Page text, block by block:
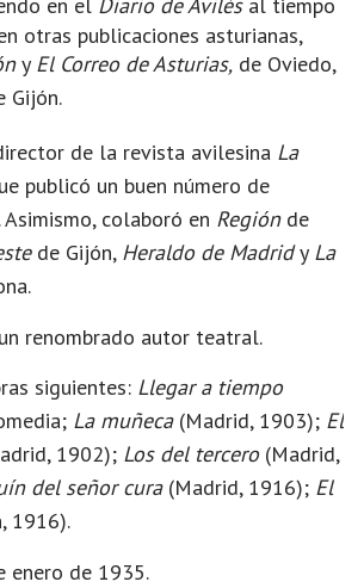
otras publicaciones asturianas,
y El Correo de Asturias, de Oviedo,
Gijón.
de la revista avilesina La
publicó un buen número de
colaboró en Regiónde
de Gijón, Heraldo de Madridy La
renombrado autor teatral.
siguientes: Llegar a tiempo
La muñeca(Madrid, 1903); El
1902); Los del tercero(Madrid,
del señor cura(Madrid, 1916); El
1916).
enero de 1935.